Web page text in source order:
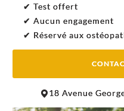
✔ Test offert
✔ Aucun engagement
✔ Réservé aux
+
18 Avenue